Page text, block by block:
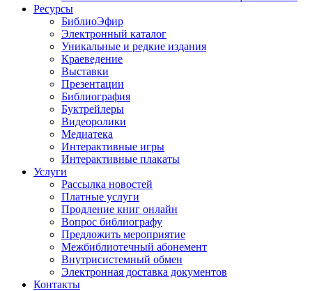
Ресурсы
БиблиоЭфир
Электронный каталог
Уникальные и редкие издания
Краеведение
Выставки
Презентации
Библиография
Буктрейлеры
Видеоролики
Медиатека
Интерактивные игры
Интерактивные плакаты
Услуги
Рассылка новостей
Платные услуги
Продление книг онлайн
Вопрос библиографу
Предложить мероприятие
Межбиблиотечный абонемент
Внутрисистемный обмен
Электронная доставка документов
Контакты